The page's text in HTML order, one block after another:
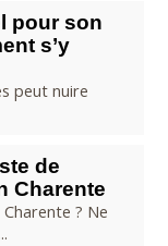
pour son
s’y
peut nuire
de
Charente
? Ne